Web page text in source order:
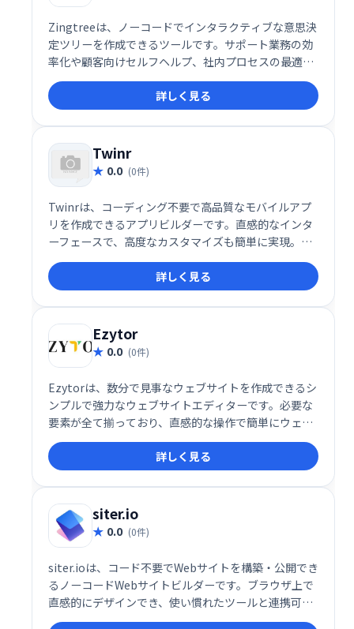
Zingtreeは、ノーコードでインタラクティブな意思決
定ツリーを作成できるツールです。サポート業務の効
率化や顧客向けセルフヘルプ、社内プロセスの最適化
に最適。複雑なフローを分かりやすい選択肢形式で表
示し、ユーザーをスムーズに導きます。ITスキル不要
で、ビジネス担当者自身が柔軟に作成・運用できるた
め、迅速な導入と改善が可能です。様々なビジネスシ
ーンで、ユーザー体験と業務効率の向上を実現しま
す。
詳しく見る
Twinr
0.0 (0件)
Twinrは、コーディング不要で高品質なモバイルアプ
リを作成できるアプリビルダーです。直感的なインタ
ーフェースで、高度なカスタマイズも簡単に実現。複
雑な開発工程を省き、迅速かつ柔軟に独自のアプリを
制作できます。 あなたのアイデアを、手軽にアプリ
に。
詳しく見る
Ezytor
0.0 (0件)
Ezytorは、数分で見事なウェブサイトを作成できるシ
ンプルで強力なウェブサイトエディターです。必要な
要素が全て揃っており、直感的な操作で簡単にウェブ
サイトを構築できます。初心者でもプロ並みのウェブ
サイト作成が可能になります。今すぐEzytorで、あな
たの理想のウェブサイトを手に入れましょう！
詳しく見る
siter.io
0.0 (0件)
siter.ioは、コード不要でWebサイトを構築・公開でき
るノーコードWebサイトビルダーです。ブラウザ上で
直感的にデザインでき、使い慣れたツールと連携可能
です。手軽に、自由度の高いWebサイト制作を実現し